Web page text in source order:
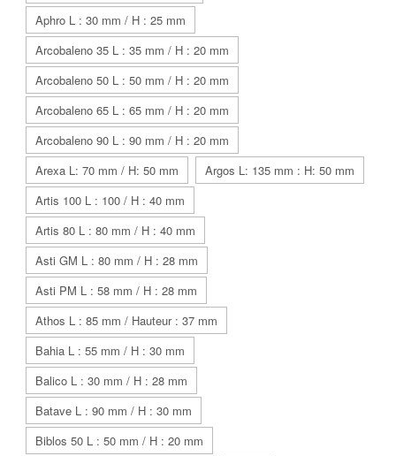
Aphro L : 30 mm / H : 25 mm
Arcobaleno 35 L : 35 mm / H : 20 mm
Arcobaleno 50 L : 50 mm / H : 20 mm
Arcobaleno 65 L : 65 mm / H : 20 mm
Arcobaleno 90 L : 90 mm / H : 20 mm
Arexa L: 70 mm / H: 50 mm
Argos L: 135 mm : H: 50 mm
Artis 100 L : 100 / H : 40 mm
Artis 80 L : 80 mm / H : 40 mm
Asti GM L : 80 mm / H : 28 mm
Asti PM L : 58 mm / H : 28 mm
Athos L : 85 mm / Hauteur : 37 mm
Bahia L : 55 mm / H : 30 mm
Balico L : 30 mm / H : 28 mm
Batave L : 90 mm / H : 30 mm
Biblos 50 L : 50 mm / H : 20 mm